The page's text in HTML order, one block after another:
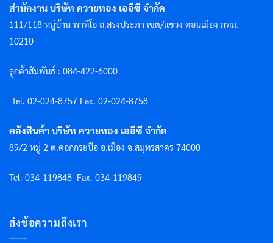
สำนักงาน บริษัท ควายทอง เออีซี จำกัด
111/118 หมู่บ้าน พาทิโอ ถ.สรงประภา เขต/แขวง ดอนเมือง กทม.
10210
ลูกค้าสัมพันธ์ : 084-422-6000
Tel. 02-024-8757 Fax. 02-024-8758
คลังสินค้า บริษัท ควายทอง เออีซี จำกัด
89/2 หมู่ 2 ต.คอกกระบือ อ.เมือง จ.สมุทรสาคร 74000
Tel. 034-119848 Fax. 034-119849
ส่งข้อความถึงเรา